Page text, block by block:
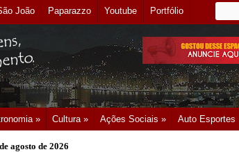
João Paparazzo Youtube Portfólio
» Cultura » Ações Sociais » Auto Esportes
agosto de 2026